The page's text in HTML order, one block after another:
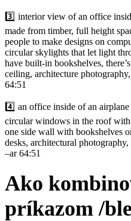
3️⃣ interior view of an office
made from timber, full height
people to make designs on
circular skylights that let light
have built-in bookshelves,
ceiling, architecture
64:51
4️⃣ an office inside of an
circular windows in the roof
one side wall with bookshelves
desks, architectural
–ar 64:51
Ako
príkazom /